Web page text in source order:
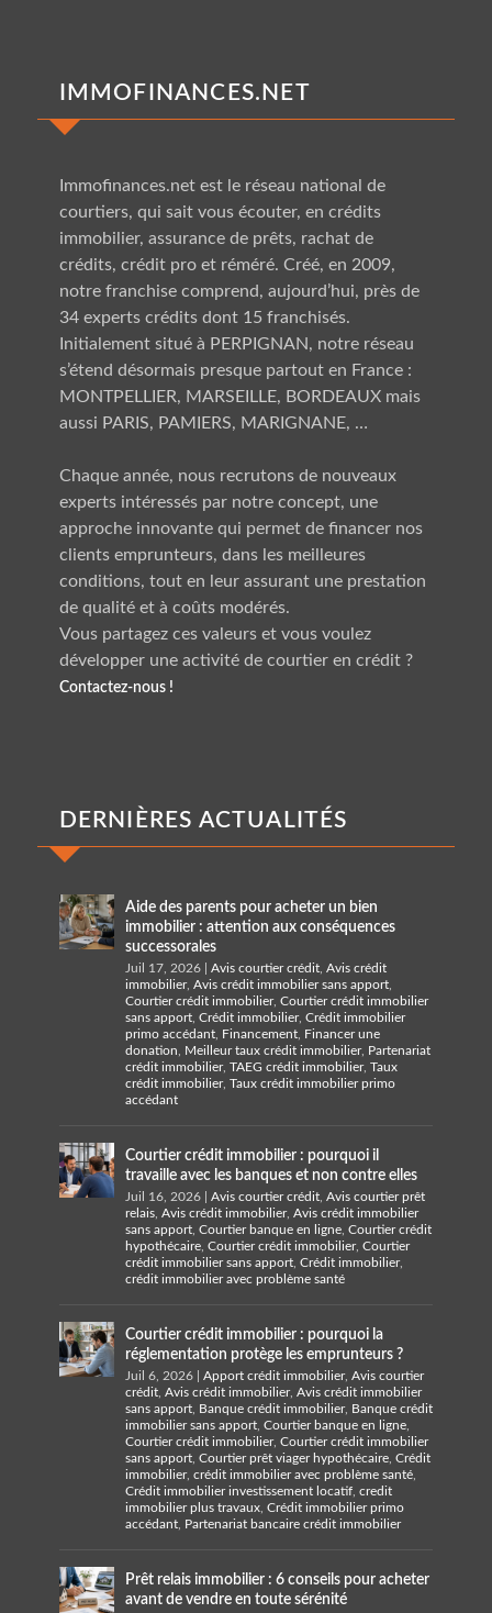
IMMOFINANCES.NET
Immofinances.net est le réseau national de
courtiers, qui sait vous écouter, en crédits
immobilier, assurance de prêts, rachat de
crédits, crédit pro et réméré. Créé, en 2009,
notre franchise comprend, aujourd’hui, près de
34 experts crédits dont 15 franchisés.
Initialement situé à PERPIGNAN, notre réseau
s’étend désormais presque partout en France :
MONTPELLIER, MARSEILLE, BORDEAUXmais
aussi PARIS, PAMIERS, MARIGNANE, …
Chaque année, nous recrutons de nouveaux
experts intéressés par notre concept, une
approche innovante qui permet de financer nos
clients emprunteurs, dans les meilleures
conditions, tout en leur assurant une prestation
de qualité et à coûts modérés.
Vous partagez ces valeurs et vous voulez
développer une activité de courtier en crédit ?
Contactez-nous !
DERNIÈRES ACTUALITÉS
Aide des parents pour acheter un bien
immobilier : attention aux conséquences
successorales
Juil 17, 2026| Avis courtier crédit, Avis crédit
immobilier, Avis crédit immobilier sans apport,
Courtier crédit immobilier, Courtier crédit immobilier
sans apport, Crédit immobilier, Crédit immobilier
primo accédant, Financement,
Financer une
donation
Meilleur taux crédit immobilier, Partenariat
crédit immobilier, TAEG crédit immobilier, Taux
crédit immobilier, Taux crédit immobilier primo
accédant
Courtier crédit immobilier : pourquoi il
travaille avec les banques et non contre elles
Juil 16, 2026| Avis courtier crédit, Avis courtier prêt
relais, Avis crédit immobilier, Avis crédit immobilier
sans apport, Courtier banque en ligne, Courtier crédit
hypothécaire, Courtier crédit immobilier, Courtier
crédit immobilier sans apport, Crédit immobilier,
crédit immobilier avec problème santé
Courtier crédit immobilier : pourquoi la
réglementation protège les emprunteurs ?
Juil 6, 2026| Apport crédit immobilier, Avis courtier
crédit, Avis crédit immobilier, Avis crédit immobilier
sans apport, Banque crédit immobilier, Banque crédit
immobilier sans apport, Courtier banque en ligne,
Courtier crédit immobilier, Courtier crédit immobilier
sans apport, Courtier prêt viager hypothécaire, Crédit
immobilier, crédit immobilier avec problème santé,
Crédit immobilier investissement locatif, credit
immobilier plus travaux, Crédit immobilier primo
accédant, Partenariat bancaire crédit immobilier
Prêt relais immobilier : 6 conseils pour acheter
avant de vendre en toute sérénité